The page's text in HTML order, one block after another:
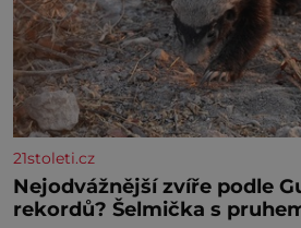
21stoleti.cz
Nejodvážnější zvíře podle
rekordů? Šelmička s